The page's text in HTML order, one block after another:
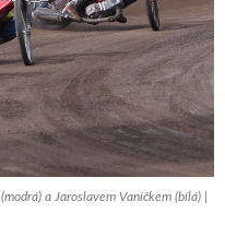
a Jaroslavem Vaníčkem (bílá) |